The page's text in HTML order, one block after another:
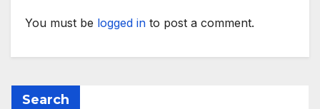
You must be logged in to post a comment.
Search